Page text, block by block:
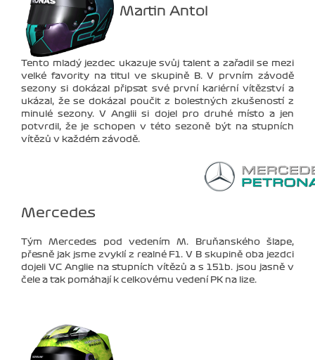
Martin Antol
Tento mladý jezdec ukazuje svůj talent a zařadil se mezi
velké favority na titul ve skupině B. V prvním závodě
sezony si dokázal připsat své první kariérní vítězství a
ukázal, že se dokázal poučit z bolestných zkušeností z
minulé sezony. V Anglii si dojel pro druhé místo a jen
potvrdil, že je schopen v této sezoně být na stupních
vítězů v každém závodě.
Mercedes
Tým Mercedes pod vedením M. Bruňanského šlape,
přesně jak jsme zvyklí z realné F1. V B skupině oba jezdci
dojeli VC Anglie na stupních vítězů a s 151b. jsou jasně v
čele a tak pomáhají k celkovému vedení PK na lize.